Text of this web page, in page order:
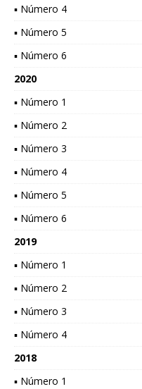
▪ Número 4
▪ Número 5
▪ Número 6
2020
▪ Número 1
▪ Número 2
▪ Número 3
▪ Número 4
▪ Número 5
▪ Número 6
2019
▪ Número 1
▪ Número 2
▪ Número 3
▪ Número 4
2018
▪ Número 1